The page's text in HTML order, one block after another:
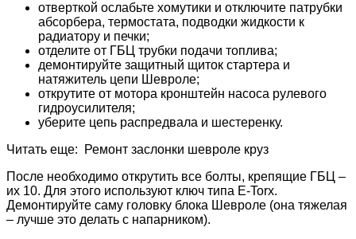
отверткой ослабьте хомутики и отключите патрубки
абсорбера, термостата, подводки жидкости к
радиатору и печки;
отделите от ГБЦ трубки подачи топлива;
демонтируйте защитный щиток стартера и
натяжитель цепи Шевроле;
открутите от мотора кронштейн насоса рулевого
гидроусилителя;
уберите цепь распредвала и шестеренку.
Читать еще: Ремонт заслонки шевроле круз
После необходимо открутить все болты, крепящие ГБЦ –
их 10. Для этого используют ключ типа E-Torx.
Демонтируйте саму головку блока Шевроле (она тяжелая
– лучше это делать с напарником).